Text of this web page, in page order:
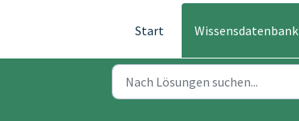
Start
Wissensdatenbank